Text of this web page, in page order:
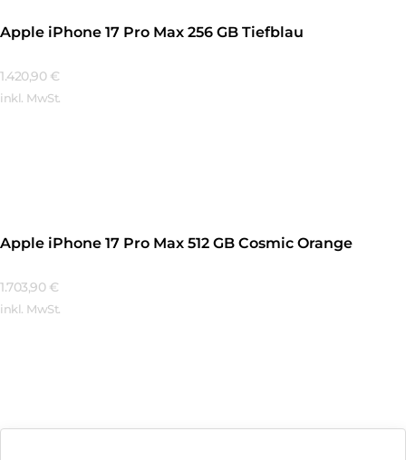
Apple iPhone 17 Pro Max 256 GB Tiefblau
1.420,90 €
inkl. MwSt.
Apple iPhone 17 Pro Max 512 GB Cosmic Orange
1.703,90 €
inkl. MwSt.